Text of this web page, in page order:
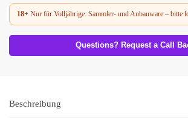
18+ Nur für Volljährige. Sammler- und Anbauware – bitte
Questions? Request a Call
Beschreibung